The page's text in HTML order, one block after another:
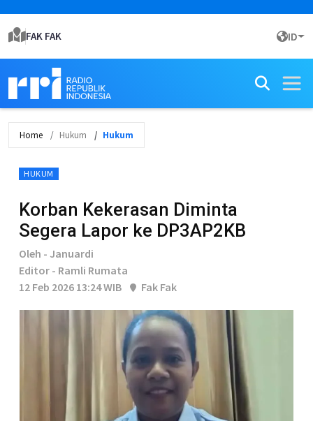
FAK FAK ID
Home Hukum Hukum
HUKUM
Korban Kekerasan Diminta
Segera Lapor ke DP3AP2KB
Oleh - Januardi
Editor - Ramli Rumata
12 Feb 2026 13:24 WIB
Fak Fak